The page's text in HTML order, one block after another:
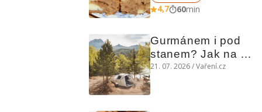
4,7 60min
Gurmánem i pod
stanem? Jak na
polní kuchyni a na
21. 07. 2026 / Vaření.cz